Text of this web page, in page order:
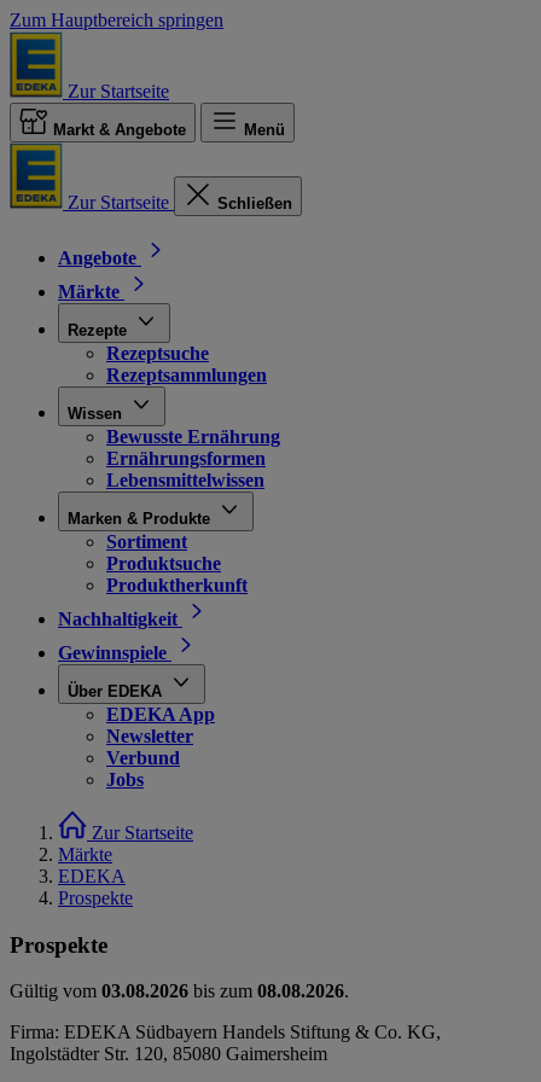
Zum Hauptbereich springen
Zur Startseite
Markt & Angebote Menü
Zur Startseite Schließen
Angebote
Märkte
Rezepte
Rezeptsuche
Rezeptsammlungen
Wissen
Bewusste Ernährung
Ernährungsformen
Lebensmittelwissen
Marken & Produkte
Sortiment
Produktsuche
Produktherkunft
Nachhaltigkeit
Gewinnspiele
Über EDEKA
EDEKA App
Newsletter
Verbund
Jobs
Zur Startseite
Märkte
EDEKA
Prospekte
Prospekte
Gültig vom 03.08.2026 bis zum 08.08.2026.
Firma: EDEKA Südbayern Handels Stiftung & Co. KG,
Ingolstädter Str. 120, 85080 Gaimersheim